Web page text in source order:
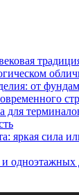
от
для
яркая сила